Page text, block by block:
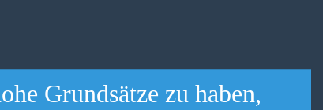
von dem, was uns
Grundsätze zu haben,